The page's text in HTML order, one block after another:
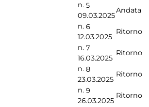
n. 5
09.03.2025
Andata
n. 6
12.03.2025
Ritorno
n. 7
16.03.2025
Ritorno
n. 8
23.03.2025
Ritorno
n. 9
26.03.2025
Ritorno